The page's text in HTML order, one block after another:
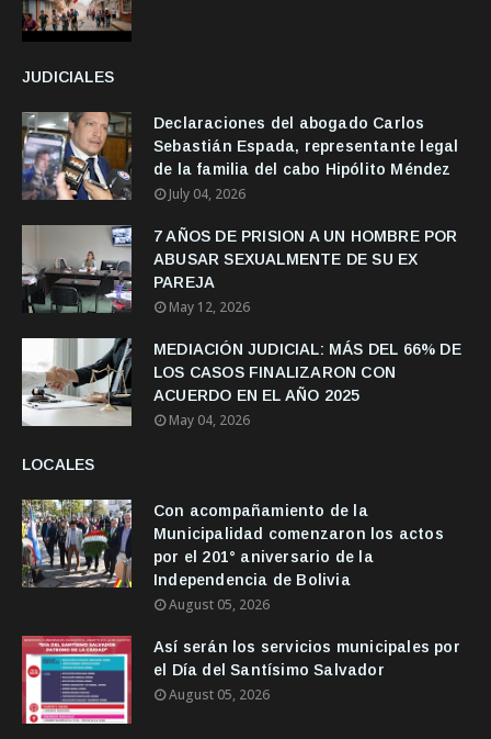
JUDICIALES
Declaraciones del abogado Carlos
Sebastián Espada, representante legal
de la familia del cabo Hipólito Méndez
July 04, 2026
7 AÑOS DE PRISION A UN HOMBRE POR
ABUSAR SEXUALMENTE DE SU EX
PAREJA
May 12, 2026
MEDIACIÓN JUDICIAL: MÁS DEL 66% DE
LOS CASOS FINALIZARON CON
ACUERDO EN EL AÑO 2025
May 04, 2026
LOCALES
Con acompañamiento de la
Municipalidad comenzaron los actos
por el 201° aniversario de la
Independencia de Bolivia
August 05, 2026
Así serán los servicios municipales por
el Día del Santísimo Salvador
August 05, 2026